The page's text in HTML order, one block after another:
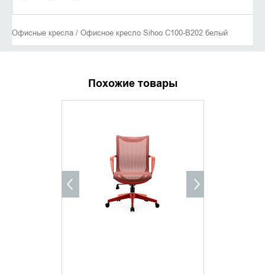
Офисные кресла / Офисное кресло Sihoo C100-B202 белый
Похожие товары
УТОЧНИТЬ НАЛИЧИЕ